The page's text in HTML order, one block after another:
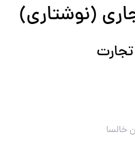
(نوشتاری)
خالسا